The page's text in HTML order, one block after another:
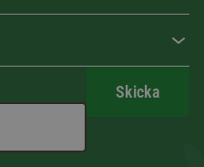
Skicka